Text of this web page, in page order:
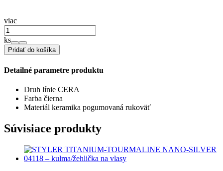
viac
ks
Pridať do košíka
Detailné parametre produktu
Druh línie CERA
Farba čierna
Materiál keramika pogumovaná rukoväť
Súvisiace produkty